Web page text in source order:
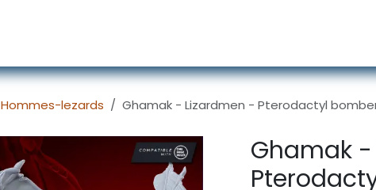
Hommes-lezards Ghamak - Lizardmen - Pterodactyl
Ghamak